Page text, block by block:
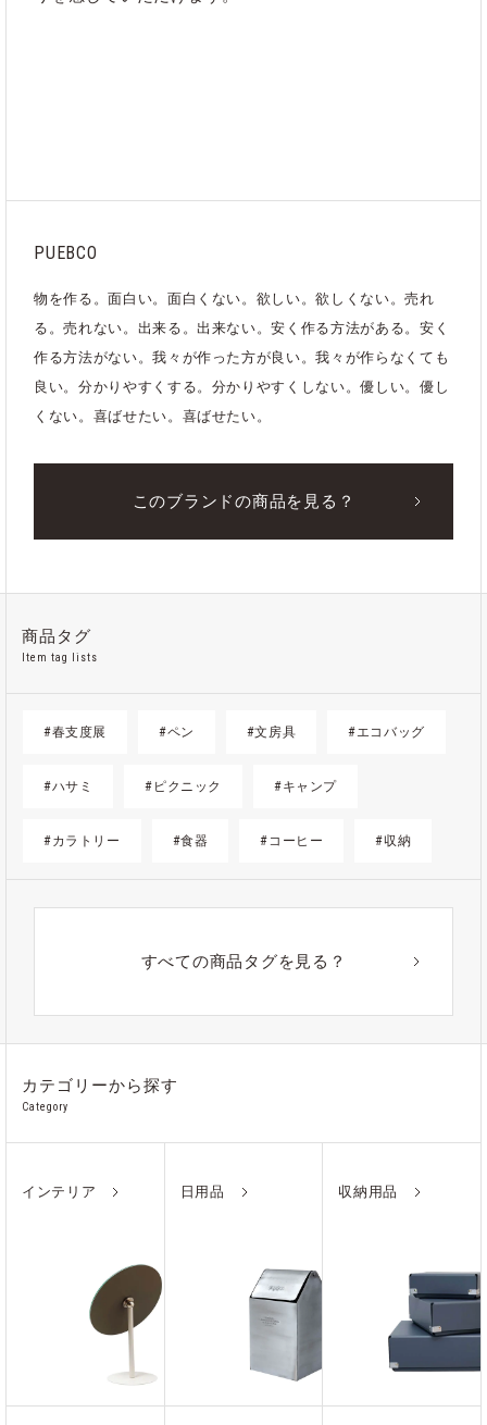
PUEBCO
物を作る。面白い。面白くない。欲しい。欲しくない。売れ
る。売れない。出来る。出来ない。安く作る方法がある。安く
作る方法がない。我々が作った方が良い。我々が作らなくても
良い。分かりやすくする。分かりやすくしない。優しい。優し
くない。喜ばせたい。喜ばせたい。
このブランドの商品を見る？
商品タグ
Item tag lists
#春支度展 #ペン #文房具 #エコバッグ
#ハサミ #ピクニック #キャンプ
#カラトリー #食器 #コーヒー #収納
すべての商品タグを見る？
カテゴリーから探す
Category
インテリア 日用品 収納用品